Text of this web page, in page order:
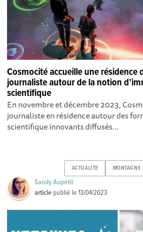
Cosmocité accueille une résidence
journaliste autour de la notion
scientifique
En novembre et décembre 2023,
journaliste en résidence autour des
scientifique innovants diffusés...
ACTUALITE MONTAGNE
Sandy Aupetit
article publié le13/04/2023